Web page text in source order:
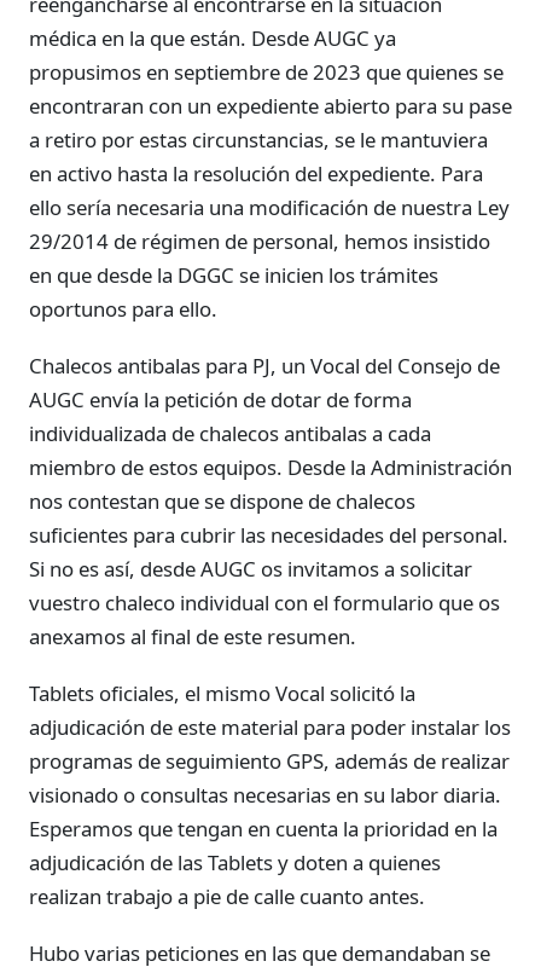
médica en la que están. Desde AUGC ya
propusimos en septiembre de 2023 que quienes se
encontraran con un expediente abierto para su pase
a retiro por estas circunstancias, se le mantuviera
en activo hasta la resolución del expediente. Para
ello sería necesaria una modificación de nuestra Ley
29/2014 de régimen de personal, hemos insistido
en que desde la DGGC se inicien los trámites
oportunos para ello.
Chalecos antibalas para PJ, un Vocal del Consejo de
AUGC envía la petición de dotar de forma
individualizada de chalecos antibalas a cada
miembro de estos equipos. Desde la Administración
nos contestan que se dispone de chalecos
suficientes para cubrir las necesidades del personal.
Si no es así, desde AUGC os invitamos a solicitar
vuestro chaleco individual con el formulario que os
anexamos al final de este resumen.
Tablets oficiales, el mismo Vocal solicitó la
adjudicación de este material para poder instalar los
programas de seguimiento GPS, además de realizar
visionado o consultas necesarias en su labor diaria.
Esperamos que tengan en cuenta la prioridad en la
adjudicación de las Tablets y doten a quienes
realizan trabajo a pie de calle cuanto antes.
Hubo varias peticiones en las que demandaban se